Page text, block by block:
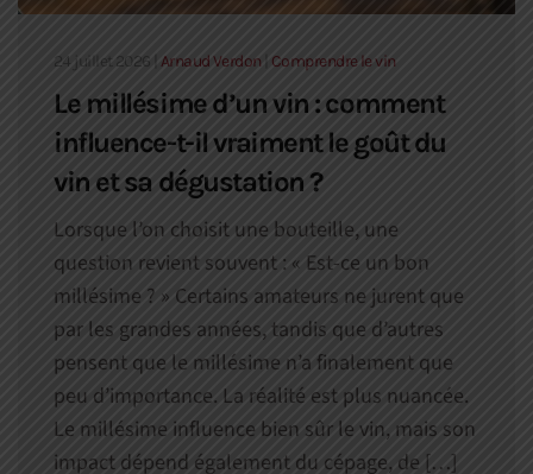
24 juillet 2026 Arnaud Verdon| Comprendre le vin
Le millésime d’un vin : comment
influence-t-il vraiment le goût du
vin et sa dégustation ?
Lorsque l’on choisit une bouteille, une
question revient souvent : « Est-ce un bon
millésime ? » Certains amateurs ne jurent que
par les grandes années, tandis que d’autres
pensent que le millésime n’a finalement que
peu d’importance. La réalité est plus nuancée.
Le millésime influence bien sûr le vin, mais son
impact dépend également du cépage, de […]